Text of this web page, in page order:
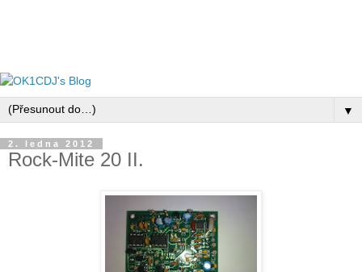
▼
2. ledna 2012
Rock-Mite 20 II.